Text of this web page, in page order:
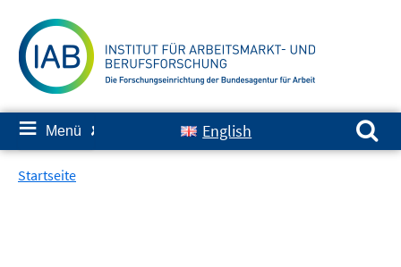
zum
Inhalt
≡ Menü ✘ English
Suchen nach:
Startseite